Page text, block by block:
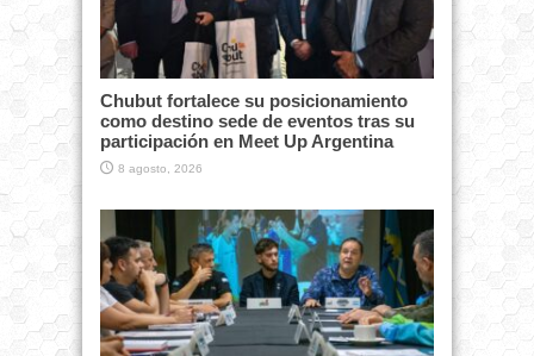
Chubut fortalece su posicionamiento
como destino sede de eventos tras su
participación en Meet Up Argentina
8 agosto, 2026